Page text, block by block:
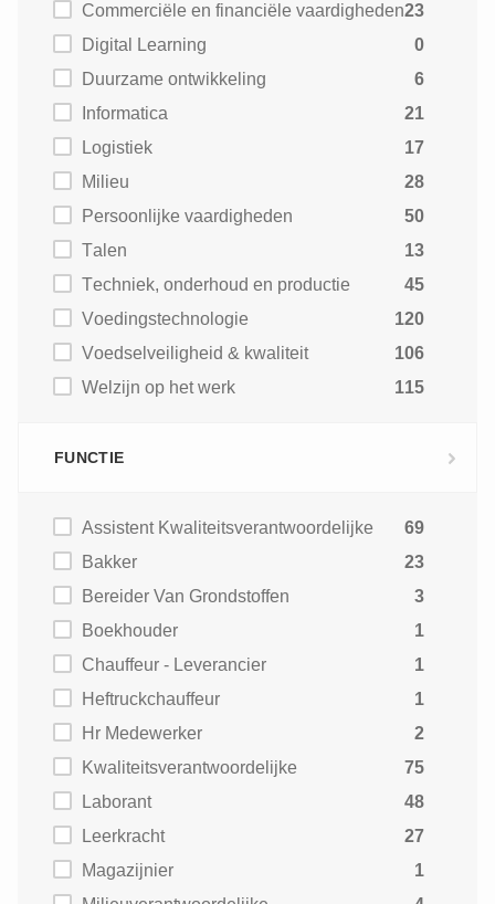
Commerciële en financiële vaardigheden23
Digital Learning
0
Duurzame ontwikkeling
6
Informatica
21
Logistiek
17
Milieu
28
Persoonlijke vaardigheden
50
Talen
13
Techniek, onderhoud en productie
45
Voedingstechnologie
120
Voedselveiligheid & kwaliteit
106
Welzijn op het werk
115
FUNCTIE
Assistent Kwaliteitsverantwoordelijke
69
Bakker
23
Bereider Van Grondstoffen
3
Boekhouder
1
Chauffeur - Leverancier
1
Heftruckchauffeur
1
Hr Medewerker
2
Kwaliteitsverantwoordelijke
75
Laborant
48
Leerkracht
27
Magazijnier
1